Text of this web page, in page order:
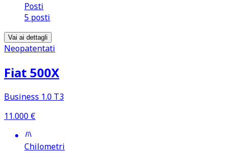
Posti
5 posti
Vai ai dettagli
Neopatentati
Fiat 500X
Business 1.0 T3
11.000 €
Chilometri